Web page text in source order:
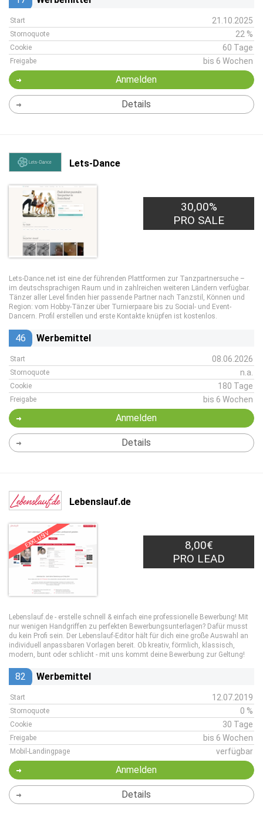
Start 21.10.2025
Stornoquote 22 %
Cookie 60 Tage
Freigabe bis 6 Wochen
Anmelden
Details
Lets-Dance
30,00%
PRO SALE
Lets-Dance.net ist eine der führenden Plattformen zur Tanzpartnersuche –
im deutschsprachigen Raum und in zahlreichen weiteren Ländern verfügbar.
Tänzer aller Level finden hier passende Partner nach Tanzstil, Können und
Region: vom Hobby-Tänzer über Turnierpaare bis zu Social- und Event-
Dancern. Profil erstellen und erste Kontakte knüpfen ist kostenlos.
46 Werbemittel
Start 08.06.2026
Stornoquote n.a.
Cookie 180 Tage
Freigabe bis 6 Wochen
Anmelden
Details
Lebenslauf.de
EXKLUSIV
8,00€
PRO LEAD
Lebenslauf.de - erstelle schnell & einfach eine professionelle Bewerbung! Mit
nur wenigen Handgriffen zu perfekten Bewerbungsunterlagen? Dafür musst
du kein Profi sein. Der Lebenslauf-Editor hält für dich eine große Auswahl an
individuell anpassbaren Vorlagen bereit. Ob kreativ, förmlich, klassisch,
modern, bunt oder schlicht - mit uns kommt deine Bewerbung zur Geltung!
82 Werbemittel
Start 12.07.2019
Stornoquote 0 %
Cookie 30 Tage
Freigabe bis 6 Wochen
Mobil-Landingpage verfügbar
Anmelden
Details